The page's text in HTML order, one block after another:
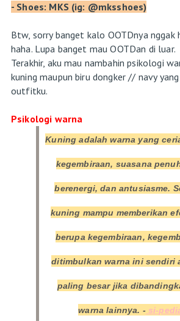
- Shoes: MKS (ig: @mksshoes)
Btw, sorry banget kalo OOTDnya nggak
haha. Lupa banget mau OOTDan di luar.
Terakhir, aku mau nambahin psikologi
kuning maupun biru dongker // navy
outfitku.
Psikologi warna
Kuning adalah warna yang
kegembiraan, suasana
berenergi, dan antusiasme.
kuning mampu memberikan
berupa kegembiraan,
ditimbulkan warna ini sendiri
paling besar jika
warna lainnya. -si-